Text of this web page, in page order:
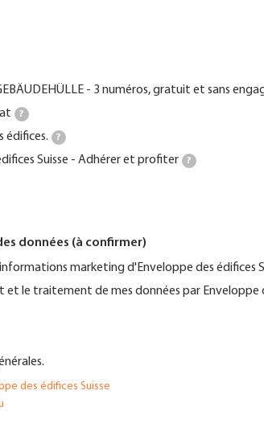
- 3 numéros, gratuit et sans
?
édifices. ?
Suisse - Adhérer et profiter ?
données (à confirmer)
marketing d'Enveloppe des édifices
le traitement de mes données par Enveloppe
des édifices Suisse